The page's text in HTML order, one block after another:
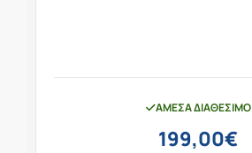
ΆΜΕΣΑ ΔΙΑΘΈΣΙΜΟ
199,00€